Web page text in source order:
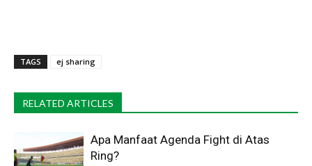
TAGS ej sharing
RELATED ARTICLES
Apa Manfaat Agenda Fight di Atas
Ring?